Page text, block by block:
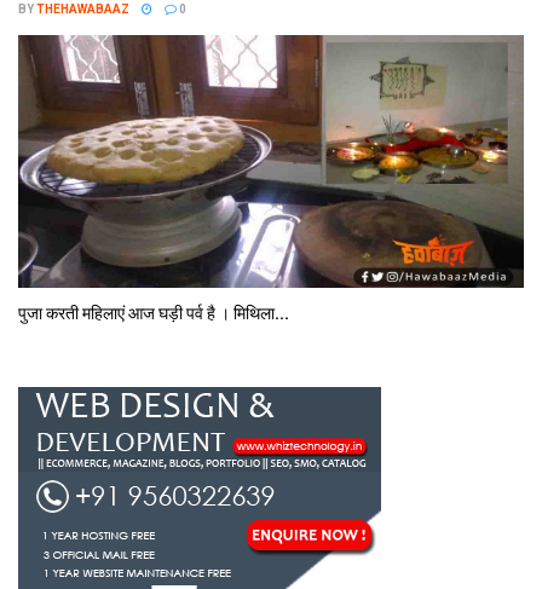
BYTHEHAWABAAZ 0
पुजा करती महिलाएं आज घड़ी पर्व है । मिथि‍ला...